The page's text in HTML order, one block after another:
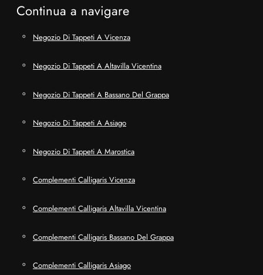
Continua a navigare
Negozio Di Tappeti A Vicenza
Negozio Di Tappeti A Altavilla Vicentina
Negozio Di Tappeti A Bassano Del Grappa
Negozio Di Tappeti A Asiago
Negozio Di Tappeti A Marostica
Complementi Calligaris Vicenza
Complementi Calligaris Altavilla Vicentina
Complementi Calligaris Bassano Del Grappa
Complementi Calligaris Asiago